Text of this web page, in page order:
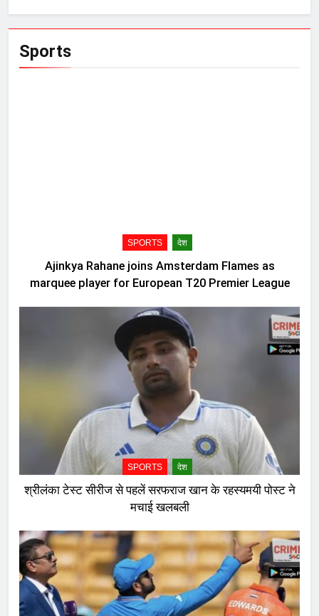
Sports
SPORTS देश
Ajinkya Rahane joins Amsterdam Flames as
marquee player for European T20 Premier League
SPORTS देश
श्रीलंका टेस्ट सीरीज से पहलें सरफराज खान के रहस्यमयी पोस्ट ने
मचाई खलबली